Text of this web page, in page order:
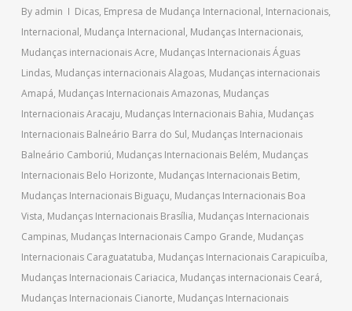
By admin Dicas, Empresa de Mudança Internacional, Internacionais,
Internacional, Mudança Internacional, Mudanças Internacionais,
Mudanças internacionais Acre, Mudanças Internacionais Águas
Lindas, Mudanças internacionais Alagoas, Mudanças internacionais
Amapá, Mudanças Internacionais Amazonas, Mudanças
Internacionais Aracaju, Mudanças Internacionais Bahia, Mudanças
Internacionais Balneário Barra do Sul, Mudanças Internacionais
Balneário Camboriú, Mudanças Internacionais Belém, Mudanças
Internacionais Belo Horizonte, Mudanças Internacionais Betim,
Mudanças Internacionais Biguaçu, Mudanças Internacionais Boa
Vista, Mudanças Internacionais Brasília, Mudanças Internacionais
Campinas, Mudanças Internacionais Campo Grande, Mudanças
Internacionais Caraguatatuba, Mudanças Internacionais Carapicuíba,
Mudanças Internacionais Cariacica, Mudanças internacionais Ceará,
Mudanças Internacionais Cianorte, Mudanças Internacionais